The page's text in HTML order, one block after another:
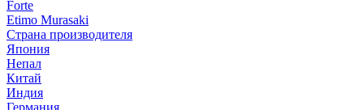
Forte
Etimo Murasaki
Страна производителя
Япония
Непал
Китай
Индия
Германия